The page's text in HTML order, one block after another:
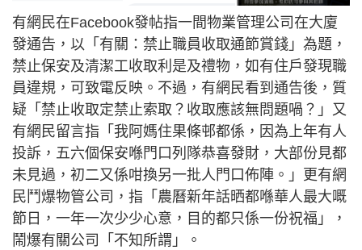
有網民在Facebook發帖指一間物業管理公司在大廈
發通告，以「有關：禁止職員收取通節賞錢」為題，
禁止保安及清潔工收取利是及禮物，如有住戶發現職
員違規，可致電反映。不過，有網民看到通告後，質
疑「禁止收取定禁止索取？收取應該無問題喎？」又
有網民留言指「我阿媽住果條邨都係，因為上年有人
投訴，五六個保安喺門口列隊恭喜發財，大部份見都
未見過，初二又係咁換另一批人門口佈陣。」更有網
民鬥爆物管公司，指「農曆新年話晒都喺華人最大嘅
節日，一年一次少少心意，目的都只係一份祝福」，
鬧爆有關公司「不知所謂」。